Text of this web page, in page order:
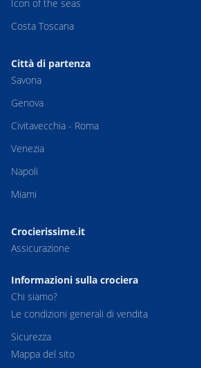
Icon of the seas
Costa Toscana
Città di partenza
Savona
Genova
Civitavecchia - Roma
Venezia
Napoli
Miami
Crocierissime.it
Assicurazione
Informazioni sulla crociera
Chi siamo?
Le condizioni generali di vendita
Sicurezza
Mappa del sito